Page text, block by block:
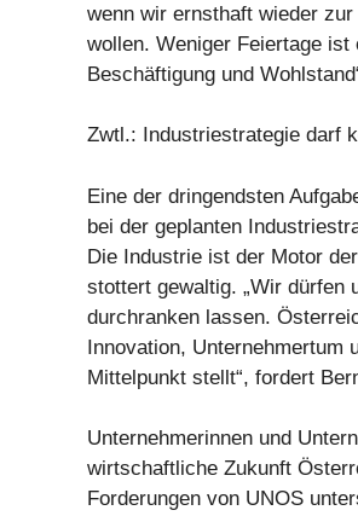
wenn wir ernsthaft wieder
wollen. Weniger Feiertage
Beschäftigung und
Zwtl.: Industriestrategie darf
Eine der dringendsten
bei der geplanten
Die Industrie ist der Motor
stottert gewaltig. „Wir dürfen
durchranken lassen.
Innovation, Unternehmertum
Mittelpunkt stellt“, fordert
Unternehmerinnen und
wirtschaftliche Zukunft
Forderungen von UNOS